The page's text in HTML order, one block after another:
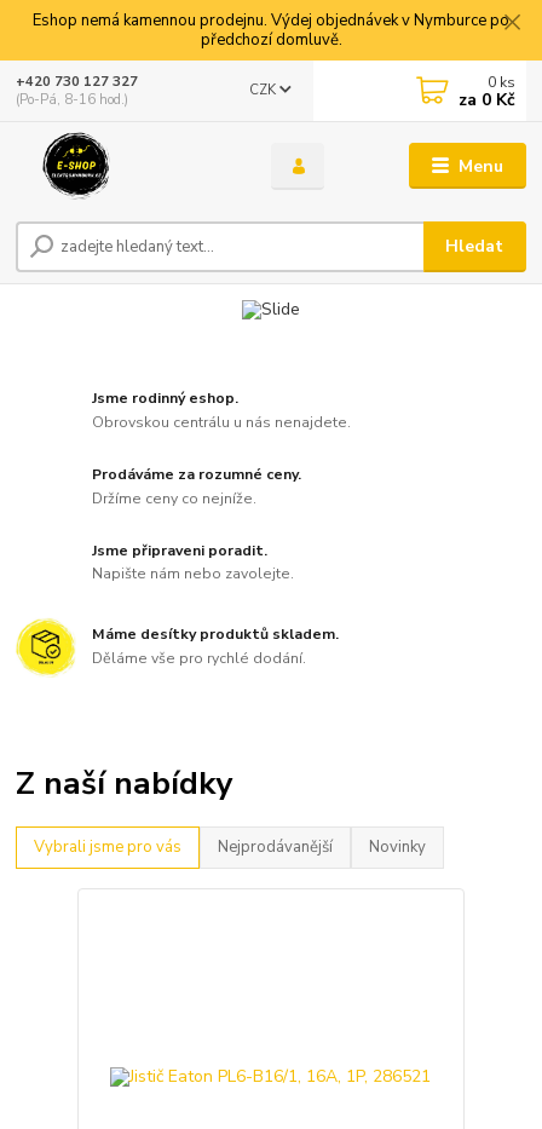
Eshop nemá kamennou prodejnu. Výdej objednávek v Nymburce po
předchozí domluvě.
Menu
CZK
Hledat
+420 730 127 327
(Po-Pá, 8-16 hod.)
0 ks
za 0 Kč
Jsme rodinný eshop.
Obrovskou centrálu u nás nenajdete.
Prodáváme za rozumné ceny.
Držíme ceny co nejníže.
Jsme připraveni poradit.
Napište nám nebo zavolejte.
Máme desítky produktů skladem.
Děláme vše pro rychlé dodání.
Z naší nabídky
Vybrali jsme pro vás Nejprodávanější Novinky